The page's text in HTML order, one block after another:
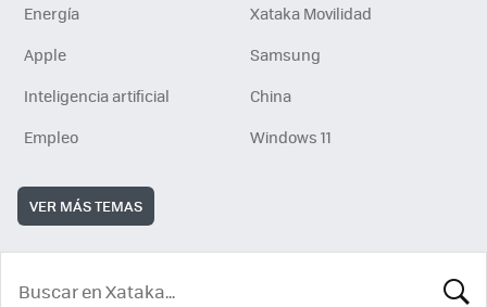
Energía
Xataka Movilidad
Apple
Samsung
Inteligencia artificial
China
Empleo
Windows 11
VER MÁS TEMAS